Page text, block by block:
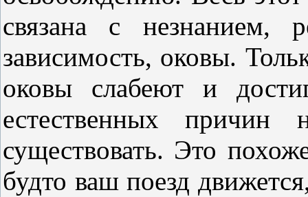
связана с незнанием,
зависимость, оковы.
оковы слабеют и
естественных причин
существовать. Это
будто ваш поезд